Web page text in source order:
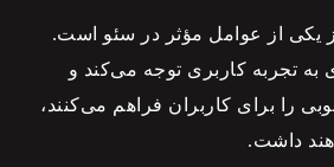
یکی از عوامل مؤثر در سئو است.
به تجربه کاربری توجه می‌کند و
را برای کاربران فراهم می‌کنند،
داشت.